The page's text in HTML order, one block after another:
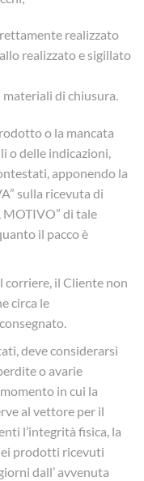
realizzato
realizzato e sigillato
di chiusura.
o la mancata
o delle indicazioni,
apponendo la
sulla ricevuta di
MOTIVO” di tale
il pacco è
il Cliente non
circa le
deve considerarsi
o avarie
in cui la
al vettore per il
l’integrità fisica, la
prodotti ricevuti
dall’ avvenuta